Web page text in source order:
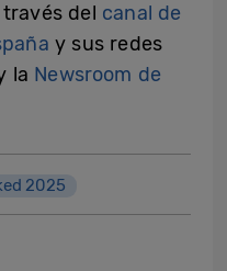
del canal de
y sus redes
la Newsroom de
2025